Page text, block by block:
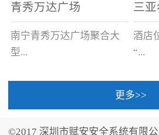
青秀万达广场
南宁青秀万达广场聚合大
型...
三
酒店
“...
中国
更多>>
©2017 深圳市赋安安全系统有限